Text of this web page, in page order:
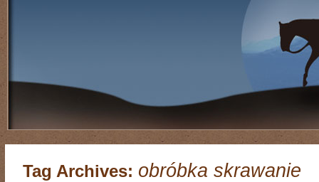
Tag Archives: obróbka skrawanie